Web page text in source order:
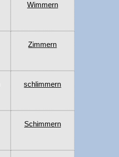
Wimmern
Zimmern
schlimmern
Schimmern